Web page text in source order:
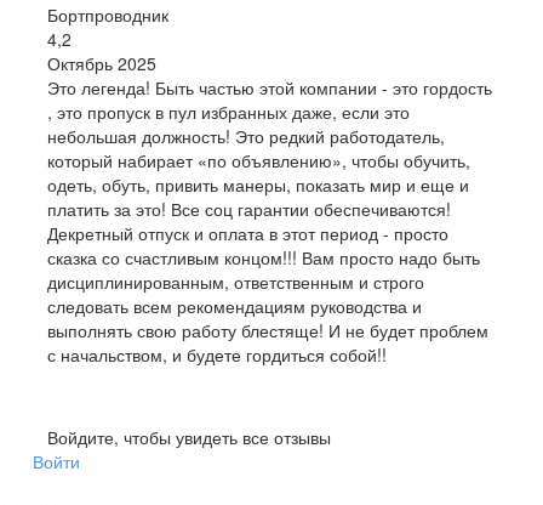
Бортпроводник
4,2
Октябрь 2025
Это легенда! Быть частью этой компании - это гордость
, это пропуск в пул избранных даже, если это
небольшая должность! Это редкий работодатель,
который набирает «по объявлению», чтобы обучить,
одеть, обуть, привить манеры, показать мир и еще и
платить за это! Все соц гарантии обеспечиваются!
Декретный отпуск и оплата в этот период - просто
сказка со счастливым концом!!! Вам просто надо быть
дисциплинированным, ответственным и строго
следовать всем рекомендациям руководства и
выполнять свою работу блестяще! И не будет проблем
с начальством, и будете гордиться собой!!
Войдите, чтобы увидеть все отзывы
Войти